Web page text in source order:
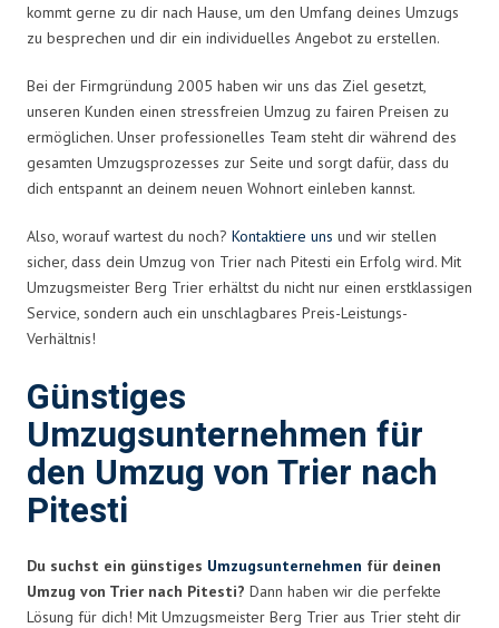
kommt gerne zu dir nach Hause, um den Umfang deines Umzugs
zu besprechen und dir ein individuelles Angebot zu erstellen.
Bei der Firmgründung 2005 haben wir uns das Ziel gesetzt,
unseren Kunden einen stressfreien Umzug zu fairen Preisen zu
ermöglichen. Unser professionelles Team steht dir während des
gesamten Umzugsprozesses zur Seite und sorgt dafür, dass du
dich entspannt an deinem neuen Wohnort einleben kannst.
Also, worauf wartest du noch? Kontaktiere uns und wir stellen
sicher, dass dein Umzug von Trier nach Pitesti ein Erfolg wird. Mit
Umzugsmeister Berg Trier erhältst du nicht nur einen erstklassigen
Service, sondern auch ein unschlagbares Preis-Leistungs-
Verhältnis!
Günstiges
Umzugsunternehmen für
den Umzug von Trier nach
Pitesti
Du suchst ein günstiges Umzugsunternehmen für deinen
Umzug von Trier nach Pitesti? Dann haben wir die perfekte
Lösung für dich! Mit Umzugsmeister Berg Trier aus Trier steht dir